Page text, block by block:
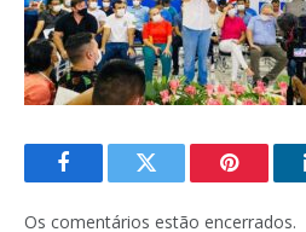
FacebookTwitter Pinterest
Os comentários estão encerrados.